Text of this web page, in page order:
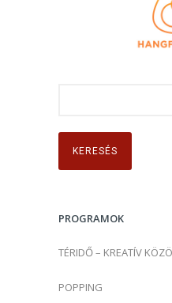
r
s
:PROGRAMOK
TÉRIDŐ – KREATÍV
POPPING